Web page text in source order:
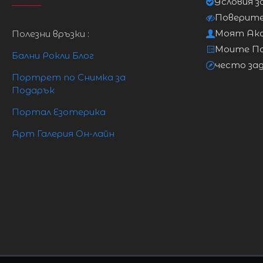
Полезни връзки :
Бални Рокли Блог
Портрет по Снимка за
Подарък
Портал Езотерика
Арт Галерия Он-лайн
Моят
Моите
често